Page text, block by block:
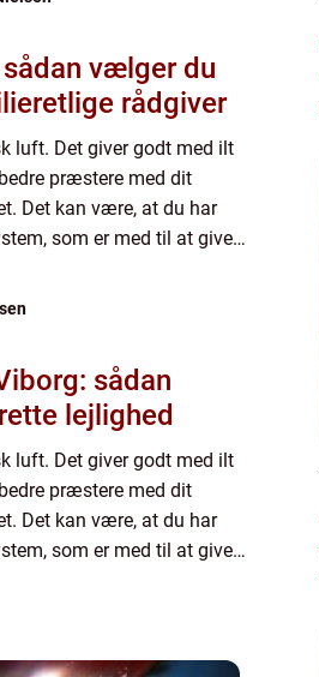
rådgiver
luft. Det giver godt med ilt
præstere med dit
Det kan være, at du har
som er med til at give
sådan
lejlighed
luft. Det giver godt med ilt
præstere med dit
Det kan være, at du har
som er med til at give